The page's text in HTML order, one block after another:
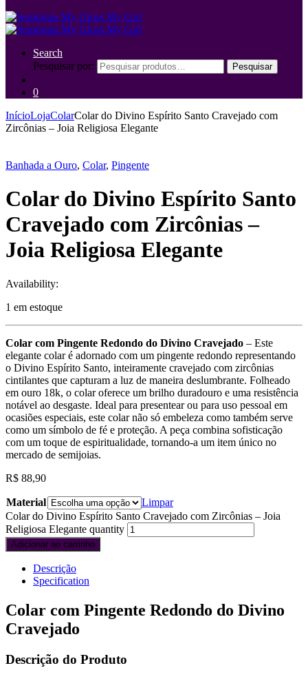
Search
Pesquisar por:
Pesquisar
0
InícioLojaColarColar do Divino Espírito Santo Cravejado com
Zircônias – Joia Religiosa Elegante
Banhada a Ouro, Colar, Pingente
Colar do Divino Espírito Santo
Cravejado com Zircônias –
Joia Religiosa Elegante
Availability:
1 em estoque
Colar com Pingente Redondo do Divino Cravejado – Este
elegante colar é adornado com um pingente redondo representando
o Divino Espírito Santo, inteiramente cravejado com zircônias
cintilantes que capturam a luz de maneira deslumbrante. Folheado
em ouro 18k, o colar oferece um brilho duradouro e uma resistência
notável ao desgaste. Ideal para presentear ou para uso pessoal em
ocasiões especiais, este colar não só embeleza como também serve
como um símbolo de fé e proteção. A peça combina sofisticação
com um toque de espiritualidade, tornando-a um item único no
mercado de semijoias.
R$ 88,90
Material
Limpar
Colar do Divino Espírito Santo Cravejado com Zircônias – Joia
Religiosa Elegante quantity
Adicionar ao carrinho
Descrição
Specification
Colar com Pingente Redondo do Divino
Cravejado
Descrição do Produto